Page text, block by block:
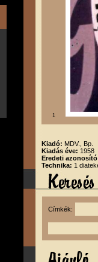
1
Kiadó: MDV., Bp.
Kiadás éve: 1958
Eredeti
Technika: 1
Címkék: